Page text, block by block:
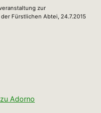
zur
Fürstlichen Abtei, 24.7.2015
Adorno